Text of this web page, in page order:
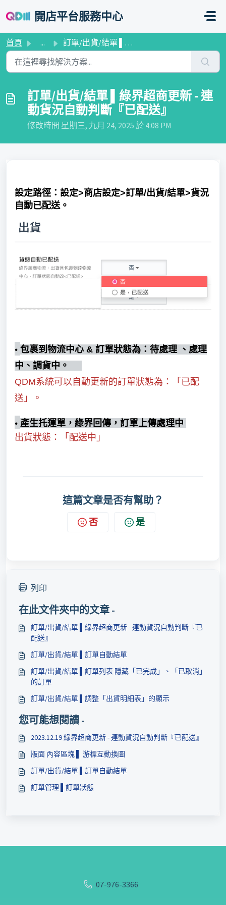
開店平台服務中心
首頁 ... 訂單/出貨/結單 ▌​綠界超商更新 - 連動貨況自動判斷『已配送』
訂單/出貨/結單 ▌​綠界超商更新 - 連
動貨況自動判斷『已配送』
修改時間 星期三, 九月 24, 2025 於 4:08 PM
設定路徑：設定>商店設定>訂單/出貨/結單>貨況
自動已配送。
• 包裹到物流中心 & 訂單狀態為 ：待處理 、處理
中、調貨中。
QDM系統可以自動更新的訂單狀態為：「已配
送」。
• 產生托運單，綠界回傳，訂單上傳處理中
出貨狀態 ：「配送中」
這篇文章是否有幫助？
否 是
列印
在此文件夾中的文章 -
訂單/出貨/結單 ▌​綠界超商更新 - 連動貨況自動判斷『已
配送』
訂單/出貨/結單 ▌​訂單自動結單
訂單/出貨/結單 ▌​​訂單列表 隱藏「已完成」、「已取消」
的訂單
訂單/出貨/結單 ▌調整「​出貨明細表」的顯示
您可能想閱讀 -
2023.12.19 綠界超商更新 - 連動貨況自動判斷『已配送』
版面 內容區塊 ▌ 游標互動換圖
訂單/出貨/結單 ▌​訂單自動結單
訂單管理 ▌訂單狀態
07-976-3366